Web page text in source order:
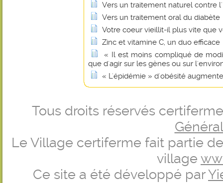
Vers un traitement naturel contre
Vers un traitement oral du diabète
Votre coeur vieillit-il plus vite que
Zinc et vitamine C, un duo efficace
« Il est moins compliqué de
que d'agir sur les gènes ou sur
« L'épidémie » d'obésité
Tous droits réservés
Le Village certiferme fait partie
village
Ce site a été développé par